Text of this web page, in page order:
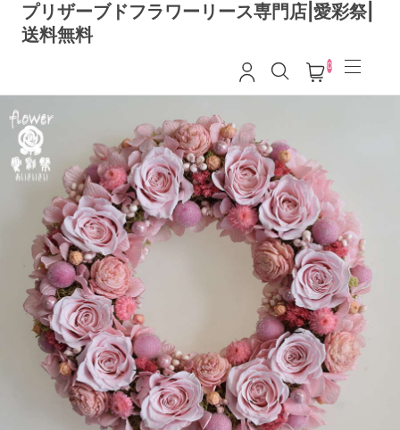
プリザーブドフラワーリース専門店|愛彩祭|
送料無料
0